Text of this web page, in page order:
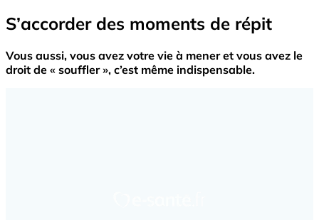
S’accorder des moments de répit
Vous aussi, vous avez votre vie à mener et vous avez le
droit de « souffler », c’est même indispensable.